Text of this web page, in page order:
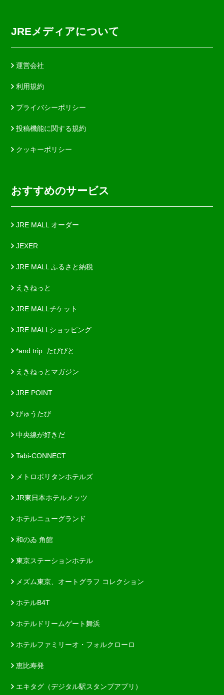
JREメディアについて
運営会社
利用規約
プライバシーポリシー
投稿機能に関する規約
クッキーポリシー
おすすめのサービス
JRE MALL オーダー
JEXER
JRE MALL ふるさと納税
えきねっと
JRE MALLチケット
JRE MALLショッピング
*and trip. たびびと
えきねっとマガジン
JRE POINT
びゅうたび
中央線が好きだ
Tabi-CONNECT
メトロポリタンホテルズ
JR東日本ホテルメッツ
ホテルニューグランド
和のゐ 角館
東京ステーションホテル
メズム東京、オートグラフ コレクション
ホテルB4T
ホテルドリームゲート舞浜
ホテルファミリーオ・フォルクローロ
恵比寿発
エキタグ（デジタル駅スタンプアプリ）